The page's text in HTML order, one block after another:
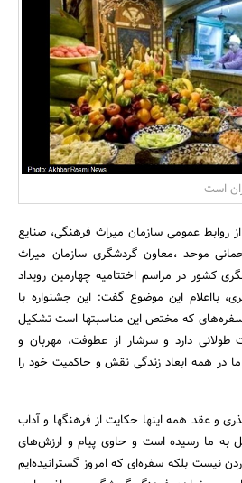
بانک، بیمه و سرمایه
مسکن و ساختمان
است
روابط عمومی سازمان میراث فرهنگی، صنایع
موحد ،معاون گردشگری سازمان میراث
کشور در مراسم اختتامیه چهارمین رویداد
بااعلام این موضوع گفت: این جشنواره با
که مختص این مناسبتها است تشکیل
دارد و سرشار از عطوفت، مهربان و
در همه ابعاد زندگی نقش و حاکمیت خود را
و عقد همه اینها حکایت از فرهنگها و آداب
ما رسیده است و حاوی پیام و ارزش‌های
نیست بلکه سفره‌ای که امروز گسترانیده‌ایم